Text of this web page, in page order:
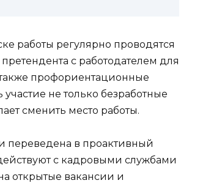
работы регулярно проводятся
с работодателем для
профориентационные
не только безработные
сменить место работы.
переведена в проактивный
с кадровыми службами
открытые вакансии и